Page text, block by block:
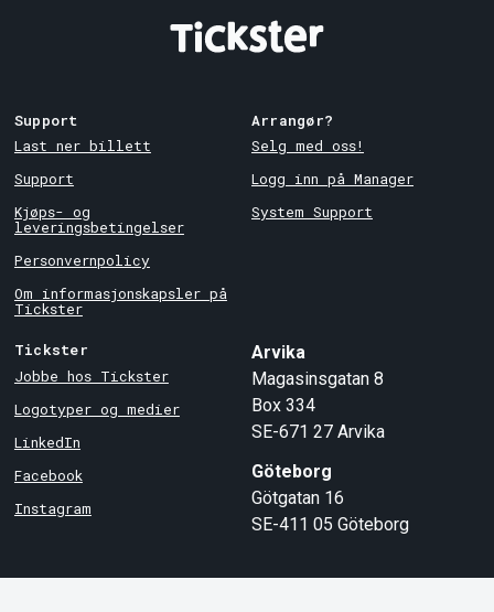
Om Tickster
Support
Last ner billett
Support
Kjøps- og
leveringsbetingelser
Personvernpolicy
Om informasjonskapsler på
Tickster
Arrangør?
Selg med oss!
Logg inn på Manager
System Support
Tickster
Jobbe hos Tickster
Logotyper og medier
LinkedIn
Facebook
Instagram
Arvika
Magasinsgatan 8
Box 334
SE-671 27 Arvika
Göteborg
Götgatan 16
SE-411 05 Göteborg